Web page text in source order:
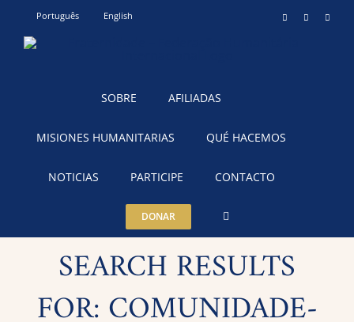
content
Português English InstagramYouTube
SOBRE AFILIADAS
MISIONES HUMANITARIAS QUÉ HACEMOS
NOTICIAS PARTICIPE CONTACTO
DONAR
SEARCH RESULTS
FOR: COMUNIDADE-